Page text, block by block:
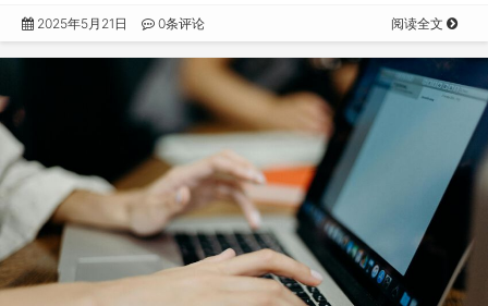
2025年5月21日 0条评论 阅读全文